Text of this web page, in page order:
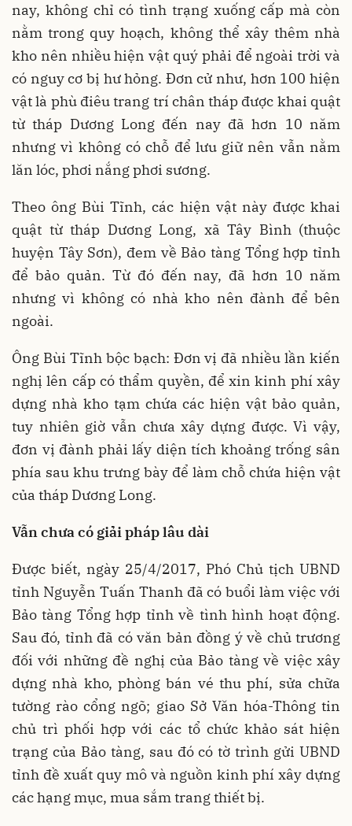
nay, không chỉ có tình trạng xuống cấp mà còn
nằm trong quy hoạch, không thể xây thêm nhà
kho nên nhiều hiện vật quý phải để ngoài trời và
có nguy cơ bị hư hỏng. Đơn cử như, hơn 100 hiện
vật là phù điêu trang trí chân tháp được khai quật
từ tháp Dương Long đến nay đã hơn 10 năm
nhưng vì không có chỗ để lưu giữ nên vẫn nằm
lăn lóc, phơi nắng phơi sương.
Theo ông Bùi Tĩnh, các hiện vật này được khai
quật từ tháp Dương Long, xã Tây Bình (thuộc
huyện Tây Sơn), đem về Bảo tàng Tổng hợp tỉnh
để bảo quản. Từ đó đến nay, đã hơn 10 năm
nhưng vì không có nhà kho nên đành để bên
ngoài.
Ông Bùi Tĩnh bộc bạch: Đơn vị đã nhiều lần kiến
nghị lên cấp có thẩm quyền, để xin kinh phí xây
dựng nhà kho tạm chứa các hiện vật bảo quản,
tuy nhiên giờ vẫn chưa xây dựng được. Vì vậy,
đơn vị đành phải lấy diện tích khoảng trống sân
phía sau khu trưng bày để làm chỗ chứa hiện vật
của tháp Dương Long.
Vẫn chưa có giải pháp lâu dài
Được biết, ngày 25/4/2017, Phó Chủ tịch UBND
tỉnh Nguyễn Tuấn Thanh đã có buổi làm việc với
Bảo tàng Tổng hợp tỉnh về tình hình hoạt động.
Sau đó, tỉnh đã có văn bản đồng ý về chủ trương
đối với những đề nghị của Bảo tàng về việc xây
dựng nhà kho, phòng bán vé thu phí, sửa chữa
tường rào cổng ngõ; giao Sở Văn hóa-Thông tin
chủ trì phối hợp với các tổ chức khảo sát hiện
trạng của Bảo tàng, sau đó có tờ trình gửi UBND
tỉnh đề xuất quy mô và nguồn kinh phí xây dựng
các hạng mục, mua sắm trang thiết bị.